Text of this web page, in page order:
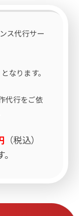
ス代行サー
となります。
代行をご依
（税込）